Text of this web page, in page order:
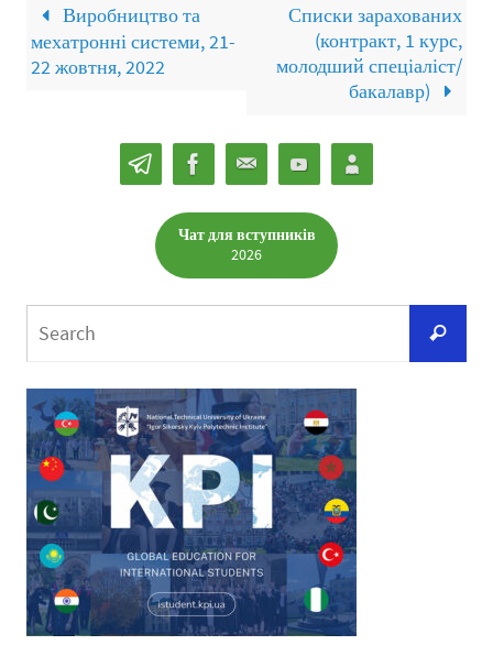
Виробництво та
мехатронні системи, 21-
22 жовтня, 2022
Списки зарахованих
(контракт, 1 курс,
молодший спеціаліст/
бакалавр)
Чат для вступників
2026